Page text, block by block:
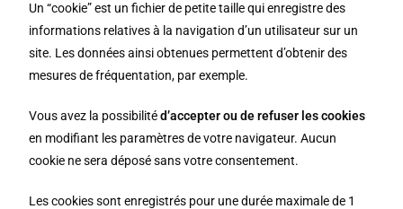
Un “cookie” est un fichier de petite taille qui enregistre des
informations relatives à la navigation d’un utilisateur sur un
site. Les données ainsi obtenues permettent d’obtenir des
mesures de fréquentation, par exemple.
Vous avez la possibilitéd’accepter ou de refuser les cookies
en modifiant les paramètres de votre navigateur. Aucun
cookie ne sera déposé sans votre consentement.
Les cookies sont enregistrés pour une durée maximale de 1